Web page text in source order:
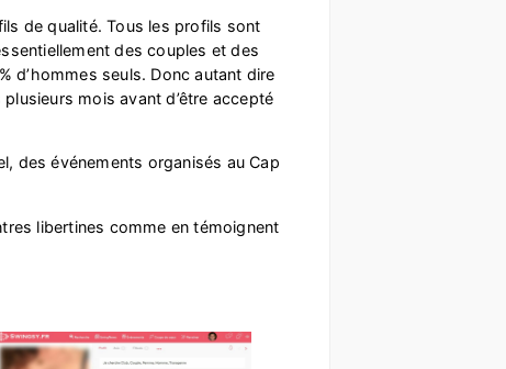
de qualité. Tous les profils sont
des couples et des
d’hommes seuls. Donc autant dire
mois avant d’être accepté
des événements organisés au Cap
libertines comme en témoignent